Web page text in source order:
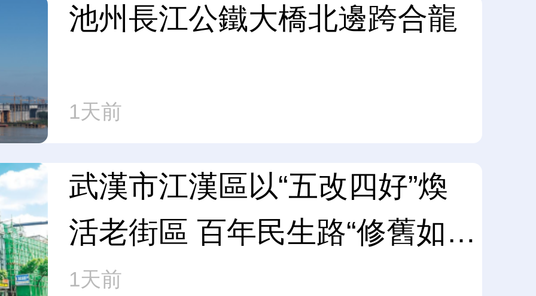
池州長江公鐵大橋北邊跨合龍
1天前
武漢市江漢區以“五改四好”煥
活老街區 百年民生路“修舊如
舊”聚起新生意
1天前